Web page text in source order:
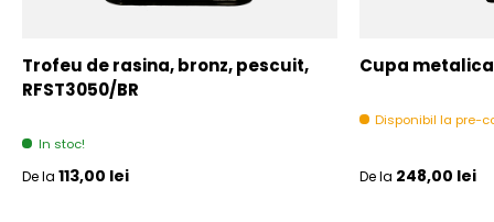
Trofeu de rasina, bronz, pescuit,
RFST3050/BR
In stoc!
Pret initial
De la 113,00 lei
Cupa
Disponibil la pre-
Pret initial
De la 248,00 lei